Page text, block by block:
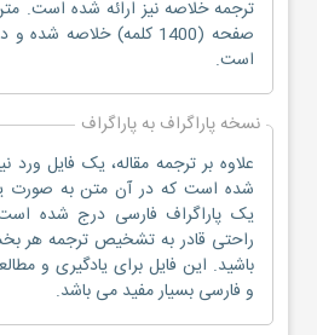
صفحه (1400 کلمه) خلاصه
است.
نسخه پاراگراف به پاراگراف
علاوه بر ترجمه مقاله، یک فایل
شده است که در آن متن به صورت
یک پاراگراف فارسی درج شده
راحتی قادر به تشخیص ترجمه هر
باشید. این فایل برای یادگیری و
و فارسی بسیار مفید می باشد.